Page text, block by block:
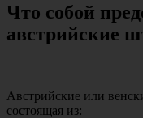
Что собой
австрийские
Австрийские или
состоящая из: